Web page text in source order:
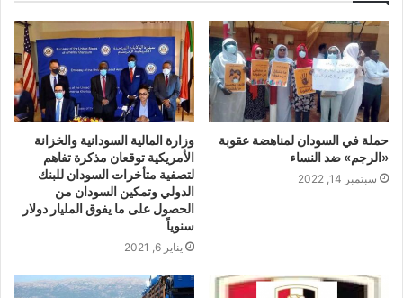
حملة في السودان لمناهضة عقوبة
«الرجم» ضد النساء
سبتمبر 14, 2022
وزارة المالية السودانية والخزانة
الأمريكية توقعان مذكرة تفاهم
لتصفية متأخرات السودان للبنك
الدولي وتمكين السودان من
الحصول على ما يفوق المليار دولار
سنوياً
يناير 6, 2021